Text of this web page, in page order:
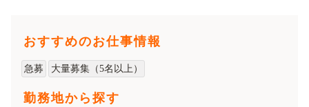
おすすめのお仕事情報
急募 大量募集（5名以上）
勤務地から探す